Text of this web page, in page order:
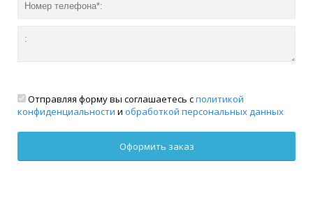
Отправляя форму вы соглашаетесь сполитикой
конфиденциальности и обработкой персональных данных